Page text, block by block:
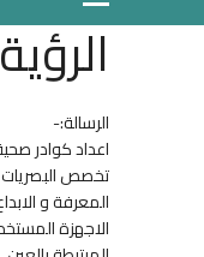
الرسالة:-
اعداد كوادر
تخصص
المعرفة و
الاجهزة